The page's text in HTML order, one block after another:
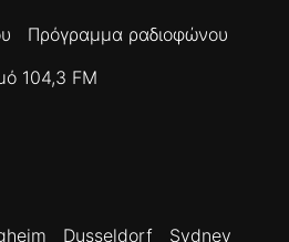
Πρόγραμμα ραδιοφώνου
104,3 FM
Dusseldorf
Sydney